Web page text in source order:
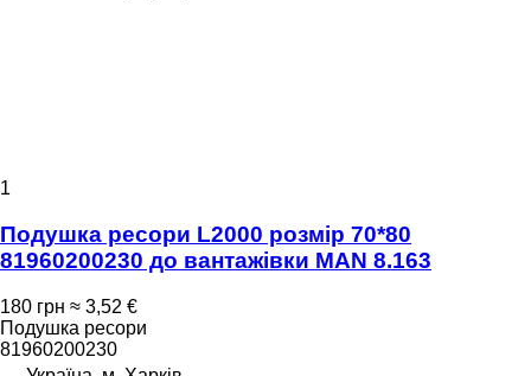
1
Подушка ресори L2000 розмір 70*80
81960200230 до вантажівки MAN 8.163
180 грн ≈ 3,52 €
Подушка ресори
81960200230